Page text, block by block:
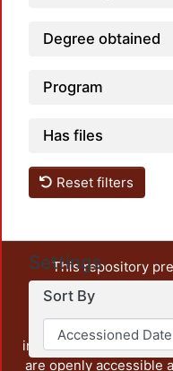
Degree obtained
Program
Has files
Reset filters
Settings
Sort By
This repository
unrestricted open
output of UAM
administrative
institution, as well as
are openly accessible